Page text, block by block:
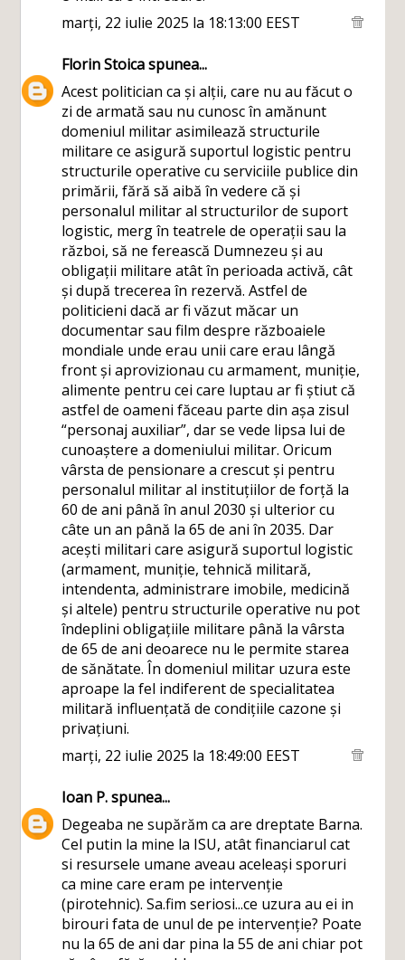
marți, 22 iulie 2025 la 18:13:00 EEST
Florin Stoicaspunea...
Acest politician ca și alții, care nu au făcut o
zi de armată sau nu cunosc în amănunt
domeniul militar asimilează structurile
militare ce asigură suportul logistic pentru
structurile operative cu serviciile publice din
primării, fără să aibă în vedere că și
personalul militar al structurilor de suport
logistic, merg în teatrele de operații sau la
război, să ne ferească Dumnezeu și au
obligații militare atât în perioada activă, cât
și după trecerea în rezervă. Astfel de
politicieni dacă ar fi văzut măcar un
documentar sau film despre războaiele
mondiale unde erau unii care erau lângă
front și aprovizionau cu armament, muniție,
alimente pentru cei care luptau ar fi știut că
astfel de oameni făceau parte din așa zisul
“personaj auxiliar”, dar se vede lipsa lui de
cunoaștere a domeniului militar. Oricum
vârsta de pensionare a crescut și pentru
personalul militar al instituțiilor de forță la
60 de ani până în anul 2030 și ulterior cu
câte un an până la 65 de ani în 2035. Dar
acești militari care asigură suportul logistic
(armament, muniție, tehnică militară,
intendenta, administrare imobile, medicină
și altele) pentru structurile operative nu pot
îndeplini obligațiile militare până la vârsta
de 65 de ani deoarece nu le permite starea
de sănătate. În domeniul militar uzura este
aproape la fel indiferent de specialitatea
militară influențată de condițiile cazone și
privațiuni.
marți, 22 iulie 2025 la 18:49:00 EEST
Ioan P.spunea...
Degeaba ne supărăm ca are dreptate Barna.
Cel putin la mine la ISU, atât financiarul cat
si resursele umane aveau aceleași sporuri
ca mine care eram pe intervenție
(pirotehnic). Sa.fim seriosi...ce uzura au ei in
birouri fata de unul de pe intervenție? Poate
nu la 65 de ani dar pina la 55 de ani chiar pot